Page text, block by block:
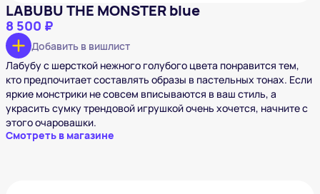
LABUBU THE MONSTER blue
8 500 ₽
Добавить в вишлист
Лабубу с шерсткой нежного голубого цвета понравится тем,
кто предпочитает составлять образы в пастельных тонах. Если
яркие монстрики не совсем вписываются в ваш стиль, а
украсить сумку трендовой игрушкой очень хочется, начните с
этого очаровашки.
Смотреть в магазине